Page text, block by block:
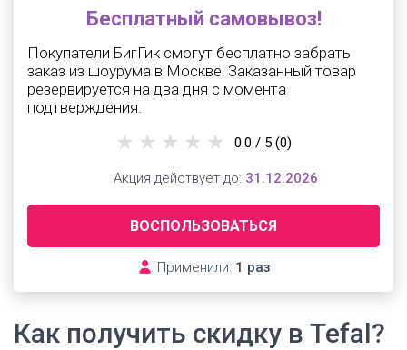
Бесплатный самовывоз!
Покупатели БигГик смогут бесплатно забрать
заказ из шоурума в Москве! Заказанный товар
резервируется на два дня с момента
подтверждения.
ВОСПОЛЬЗОВАТЬСЯ
Применили: 1 раз
0.0 / 5 (0)
Акция действует до: 31.12.2026
Как получить скидку в Tefal?